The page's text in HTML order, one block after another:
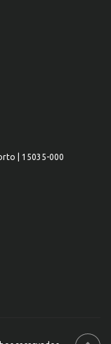
| 15035-000